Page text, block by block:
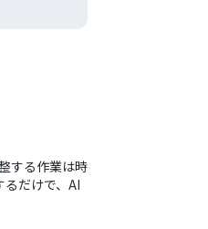
する作業は時
だけで、AI